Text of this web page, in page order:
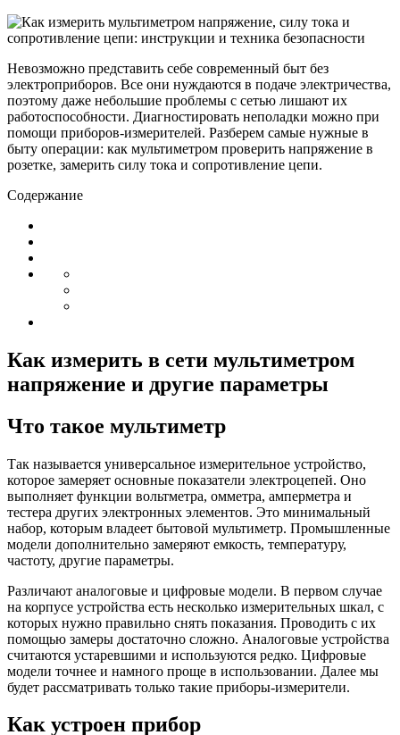
Невозможно представить себе современный быт без
электроприборов. Все они нуждаются в подаче электричества,
поэтому даже небольшие проблемы с сетью лишают их
работоспособности. Диагностировать неполадки можно при
помощи приборов-измерителей. Разберем самые нужные в
быту операции: как мультиметром проверить напряжение в
розетке, замерить силу тока и сопротивление цепи.
Содержание
Как измерить в сети мультиметром
напряжение и другие параметры
Что такое мультиметр
Так называется универсальное измерительное устройство,
которое замеряет основные показатели электроцепей. Оно
выполняет функции вольтметра, омметра, амперметра и
тестера других электронных элементов. Это минимальный
набор, которым владеет бытовой мультиметр. Промышленные
модели дополнительно замеряют емкость, температуру,
частоту, другие параметры.
Различают аналоговые и цифровые модели. В первом случае
на корпусе устройства есть несколько измерительных шкал, с
которых нужно правильно снять показания. Проводить с их
помощью замеры достаточно сложно. Аналоговые устройства
считаются устаревшими и используются редко. Цифровые
модели точнее и намного проще в использовании. Далее мы
будет рассматривать только такие приборы-измерители.
Как устроен прибор